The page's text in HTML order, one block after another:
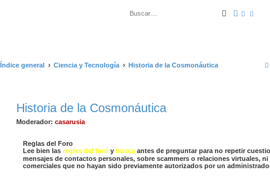
Buscar
Índice general Ciencia y Tecnología Historia de la Cosmonáutica
Historia de la Cosmonáutica
Moderador: casarusia
Reglas del Foro
Lee bien las reglas del foro y busca antes de preguntar para no repetir
mensajes de contactos personales, sobre scammers o relaciones virtuales,
comerciales que no hayan sido previamente autorizados por un